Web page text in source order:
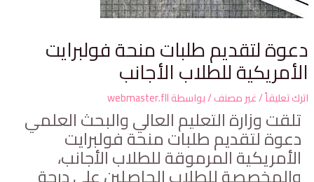
لتقديم طلبات منحة فولبرايت
للطلاب الأجانب
تعليقاً/غير مصنف/ بواسطةwebmaster.fll
تلقت وزارة التعليم العالي والبحث العلمي
دعوة لتقديم طلبات منحة فولبرايت
الأمريكية المرموقة للطلاب الأجانب،